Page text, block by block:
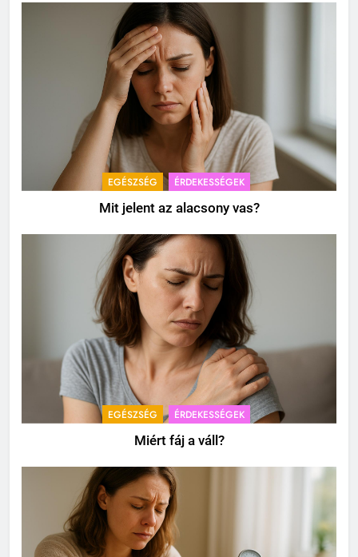
EGÉSZSÉG ÉRDEKESSÉGEK
Mit jelent az alacsony vas?
EGÉSZSÉG ÉRDEKESSÉGEK
Miért fáj a váll?